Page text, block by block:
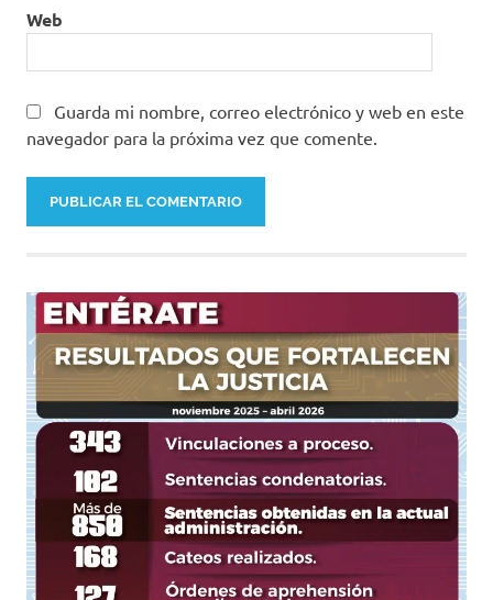
Web
Guarda mi nombre, correo electrónico y web en este
navegador para la próxima vez que comente.